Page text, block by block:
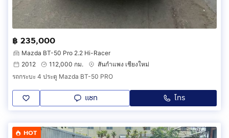
฿ 235,000
Mazda BT-50 Pro 2.2 Hi-Racer
2012
112,000 กม.
สันกำแพง เชียงใหม่
รถกระบะ 4 ประตู Mazda BT-50 PRO
แชท โทร
HOT